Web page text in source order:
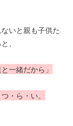
いと親も子供た
、
一緒だから」
・ら・い。